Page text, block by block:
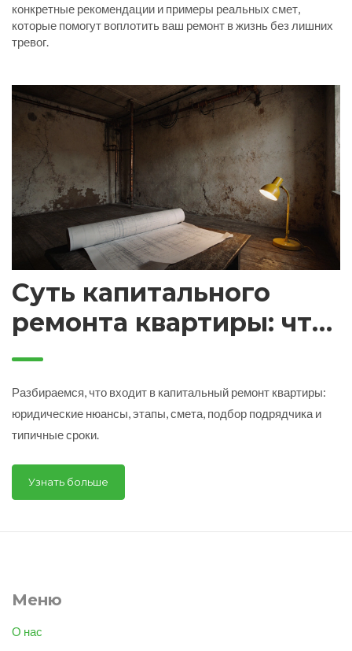
конкретные рекомендации и примеры реальных смет,
которые помогут воплотить ваш ремонт в жизнь без лишних
тревог.
Суть капитального
ремонта квартиры: что
нужно знать
Разбираемся, что входит в капитальный ремонт квартиры:
юридические нюансы, этапы, смета, подбор подрядчика и
типичные сроки.
Узнать больше
Меню
О нас